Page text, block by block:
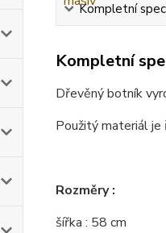
Kompletní
Kompletní
Dřevěný botník
Použitý materiál je
Rozměry :
šířka : 58 cm